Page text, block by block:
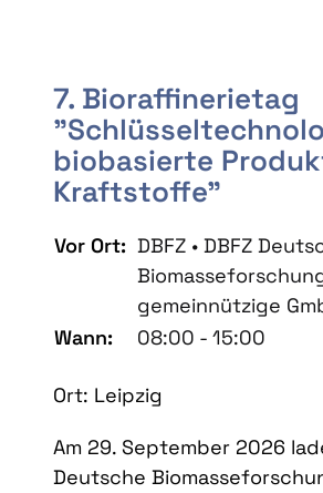
7. Bioraffinerietag
biobasierte
Kraftstoffe"
Vor Ort: DBFZ • DBFZ
gemeinnützige
Wann:
08:00 - 15:00
Ort: Leipzig
Am 29. September 2026
Deutsche